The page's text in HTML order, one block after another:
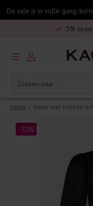
De sale is in volle gang:
5%
Gratis
Home / Jurkje met strikken
-50%